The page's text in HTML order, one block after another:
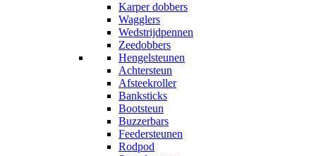
Karper dobbers
Wagglers
Wedstrijdpennen
Zeedobbers
Hengelsteunen
Achtersteun
Afsteekroller
Banksticks
Bootsteun
Buzzerbars
Feedersteunen
Rodpod